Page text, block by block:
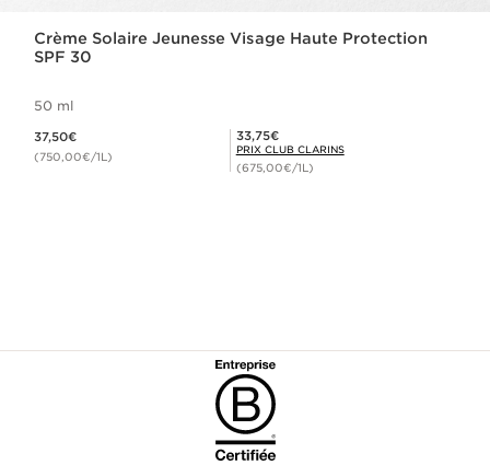
Crème Solaire Jeunesse Visage Haute Protection
SPF 30
50 ml
37,50€
(750,00€/1L)
Prix Club Clarins 33,75€
33,75€
PRIX CLUB CLARINS
(675,00€/1L)